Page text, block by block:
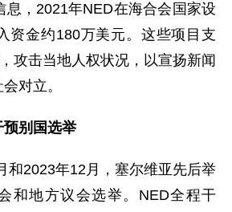
息，2021年NED在海合会国家设
资金约180万美元。这些项目支
攻击当地人权状况，以宣扬新闻
对立。
预别国选举
和2023年12月，塞尔维亚先后举
和地方议会选举。NED全程干